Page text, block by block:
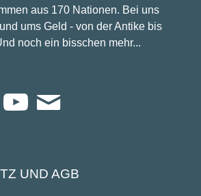
aus 170 Nationen. Bei uns
ums Geld - von der Antike bis
noch ein bisschen mehr...
UND AGB